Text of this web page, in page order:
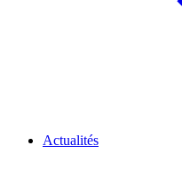
Actualités